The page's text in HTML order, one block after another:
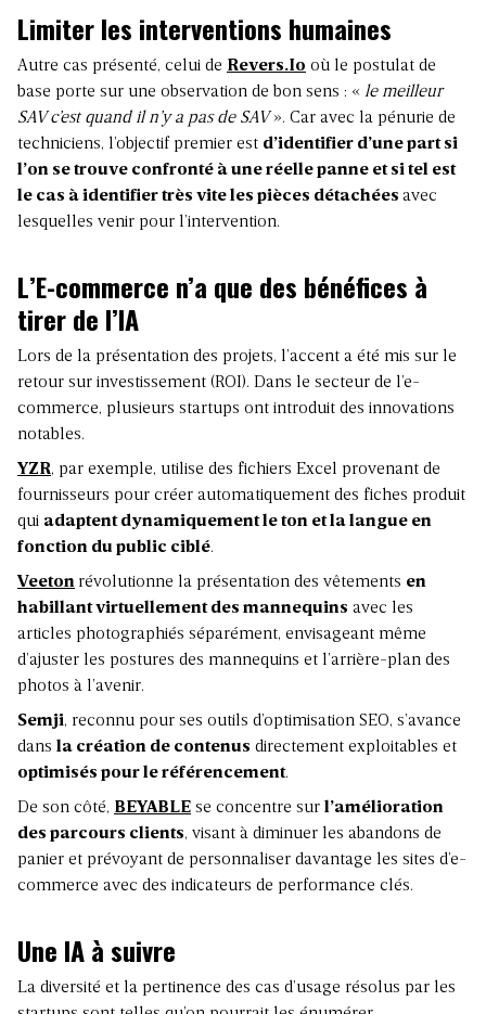
Limiter les interventions humaines
Autre cas présenté, celui de Revers.Io où le postulat de
base porte sur une observation de bon sens : « le meilleur
SAV c’est quand il n’y a pas de SAV». Car avec la pénurie de
techniciens, l’objectif premier est d’identifier d’une part si
l’on se trouve confronté à une réelle panne et si tel est
le cas à identifier très vite les pièces détachées avec
lesquelles venir pour l’intervention.
L’E-commerce n’a que des bénéfices à
tirer de l’IA
Lors de la présentation des projets, l’accent a été mis sur le
retour sur investissement (ROI). Dans le secteur de l’e-
commerce, plusieurs startups ont introduit des innovations
notables.
YZR, par exemple, utilise des fichiers Excel provenant de
fournisseurs pour créer automatiquement des fiches produit
qui adaptent dynamiquement le ton et la langue en
fonction du public ciblé.
Veeton révolutionne la présentation des vêtements en
habillant virtuellement des mannequins avec les
articles photographiés séparément, envisageant même
d’ajuster les postures des mannequins et l’arrière-plan des
photos à l’avenir.
Semji, reconnu pour ses outils d’optimisation SEO, s’avance
dans la création de contenus directement exploitables et
optimisés pour le référencement.
De son côté, BEYABLE se concentre sur l’amélioration
des parcours clients, visant à diminuer les abandons de
panier et prévoyant de personnaliser davantage les sites d’e-
commerce avec des indicateurs de performance clés.
Une IA à suivre
La diversité et la pertinence des cas d’usage résolus par les